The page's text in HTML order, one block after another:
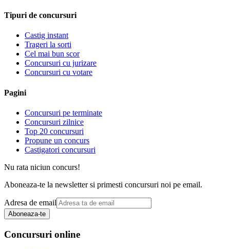
Tipuri de concursuri
Castig instant
Trageri la sorti
Cel mai bun scor
Concursuri cu jurizare
Concursuri cu votare
Pagini
Concursuri pe terminate
Concursuri zilnice
Top 20 concursuri
Propune un concurs
Castigatori concursuri
Nu rata niciun concurs!
Aboneaza-te la newsletter si primesti concursuri noi pe email.
Adresa de email
Aboneaza-te
Concursuri online